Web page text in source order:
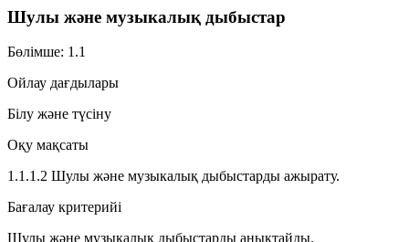
Шулы және музыкалық дыбыстар
Бөлімше: 1.1
Ойлау дағдылары
Білу және түсіну
Оқу мақсаты
1.1.1.2 Шулы және музыкалық дыбыстарды ажырату.
Бағалау критерийі
Шулы және музыкалық дыбыстарды анықтайды.